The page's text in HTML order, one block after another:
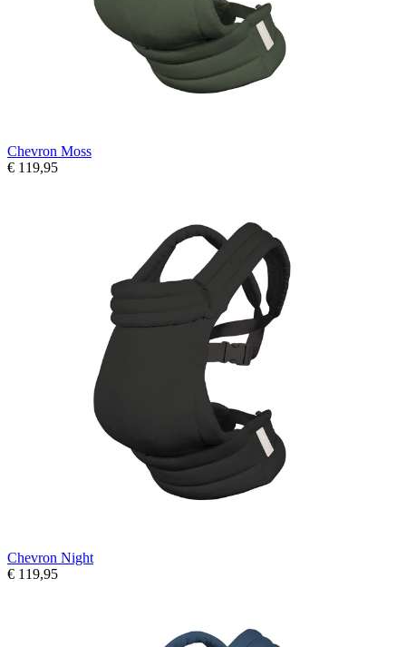
Chevron Moss
€ 119,95
Chevron Night
€ 119,95